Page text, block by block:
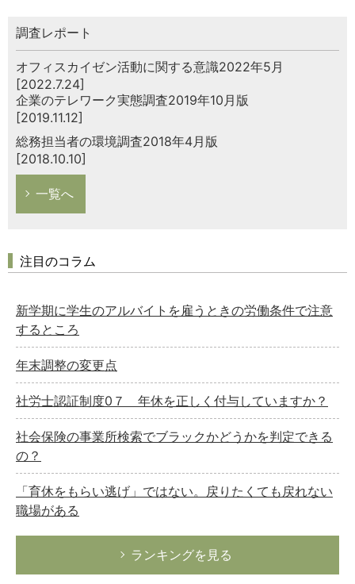
調査レポート
オフィスカイゼン活動に関する意識2022年5月
[2022.7.24]
企業のテレワーク実態調査2019年10月版
[2019.11.12]
総務担当者の環境調査2018年4月版
[2018.10.10]
一覧へ
注目のコラム
新学期に学生のアルバイトを雇うときの労働条件で注意
するところ
年末調整の変更点
社労士認証制度0７ 年休を正しく付与していますか？
社会保険の事業所検索でブラックかどうかを判定できる
の？
「育休をもらい逃げ」ではない。戻りたくても戻れない
職場がある
ランキングを見る